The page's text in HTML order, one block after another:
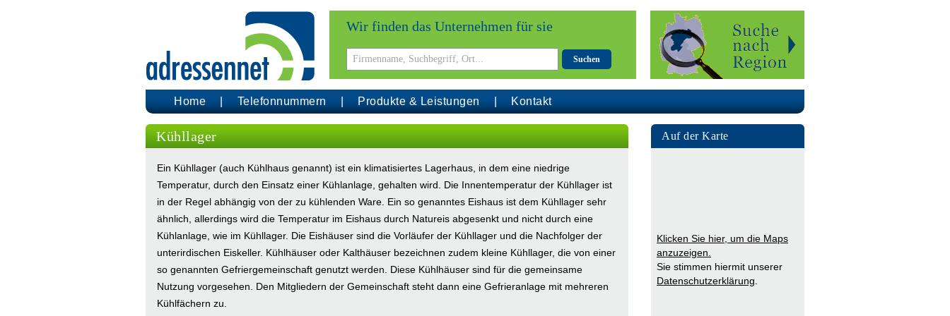
Wir finden das Unternehmen für sie
Suchen
Home Telefonnummern Produkte & Leistungen Kontakt
Kühllager
Ein Kühllager (auch Kühlhaus genannt) ist ein klimatisiertes Lagerhaus, in dem eine niedrige
Temperatur, durch den Einsatz einer Kühlanlage, gehalten wird. Die Innentemperatur der Kühllager ist
in der Regel abhängig von der zu kühlenden Ware. Ein so genanntes Eishaus ist dem Kühllager sehr
ähnlich, allerdings wird die Temperatur im Eishaus durch Natureis abgesenkt und nicht durch eine
Kühlanlage, wie im Kühllager. Die Eishäuser sind die Vorläufer der Kühllager und die Nachfolger der
unterirdischen Eiskeller. Kühlhäuser oder Kalthäuser bezeichnen zudem kleine Kühllager, die von einer
so genannten Gefriergemeinschaft genutzt werden. Diese Kühlhäuser sind für die gemeinsame
Nutzung vorgesehen. Den Mitgliedern der Gemeinschaft steht dann eine Gefrieranlage mit mehreren
Kühlfächern zu.
Auf der Karte
Klicken Sie hier, um die Maps
anzuzeigen.
Sie stimmen hiermit unserer
Datenschutzerklärung